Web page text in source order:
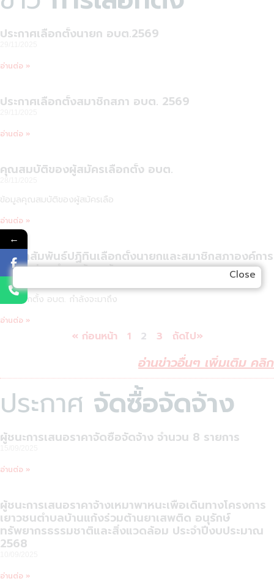
ประกาศเลือกตั้งนายก อบต.2569
อ่านต่อ »
ประกาศเลือกตั้งสมาชิกสภา อบต. 2569
อ่านต่อ »
คุณสมบัติของผู้สมัครเลือกตั้ง อบต.
ข้อมูลคุณสมบัติของผู้สมัครเลือ
อ่านต่อ »
ประชาสัมพันธ์ปฏิทินเลือกตั้งนายกและสมาชิกสภาองค์การ
บริหารส่วนตำบลบ้านแก้ง
การเลือกตั้ง อบต. กำลังจะมาถึง
อ่านต่อ »
« ก่อนหน้า 1 2 3 ถัดไป»
อ่านข่าวอื่นๆ เพิ่มเติม คลิก
ประกาศ จัดซื้อจัดจ้าง
ผู้ชนะการเสนอราคาจัดซื้อจัดจ้าง จำนวน 8 รายการ
อ่านต่อ »
ผู้ชนะการเสนอราคาจ้างเหมาพาหนะเพื่อเดินทางโครงการ
เยาวชนตำบลบ้านแก้งร่วมต้านยาเสพติด อนุรักษ์
ทรัพยากรธรรมชาติและสิ่งแวดล้อม ประจำปีงบประมาณ
2568
อ่านต่อ »
←
Close